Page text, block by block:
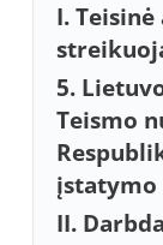
I.
5.
Teismo
įstatymo
II.